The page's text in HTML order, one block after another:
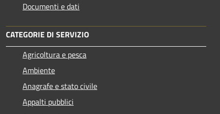
Documenti e dati
CATEGORIE DI SERVIZIO
Agricoltura e pesca
Ambiente
Anagrafe e stato civile
Appalti pubblici